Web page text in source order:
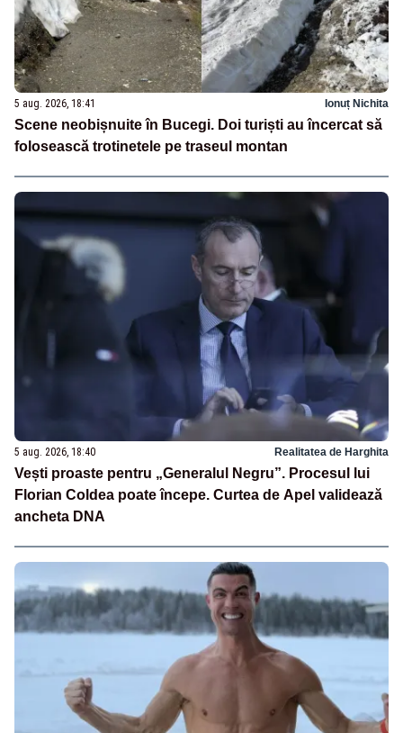
5 aug. 2026, 18:41 Ionuț Nichita
Scene neobișnuite în Bucegi. Doi turiști au încercat să
folosească trotinetele pe traseul montan
5 aug. 2026, 18:40 Realitatea de Harghita
Vești proaste pentru „Generalul Negru”. Procesul lui
Florian Coldea poate începe. Curtea de Apel validează
ancheta DNA